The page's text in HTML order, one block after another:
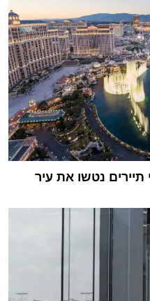
תיירים נטשו את עיר